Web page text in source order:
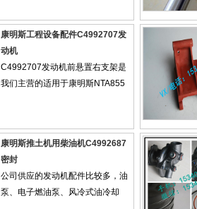
康明斯工程设备配件C4992707发
动机
C4992707发动机前悬置右支架是
我们主营的适用于康明斯NTA855
康明斯推土机用柴油机C4992687
密封
公司供应的发动机配件比较多，油
泵、电子燃油泵、风冷式油冷却